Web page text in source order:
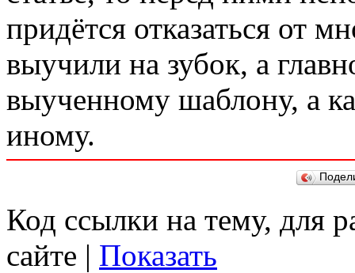
придётся отказаться от
выучили на зубок, а
выученному шаблону, а
иному.
Код ссылки на тему, для
сайте | Показать